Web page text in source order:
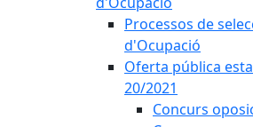
Processos de
d'Ocupació
Oferta pública
20/2021
Concurs